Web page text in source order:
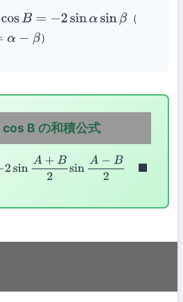
B= −2 sin αsinβ
（
− β ）
B の和積公式
=−2sinA+B2sinA− B2 ◼